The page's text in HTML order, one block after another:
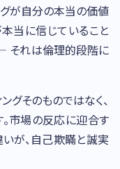
が自分の本当の価値
当に信じていること
それは倫理的段階に
グそのものではなく、
市場の反応に迎合す
が、自己欺瞞と誠実